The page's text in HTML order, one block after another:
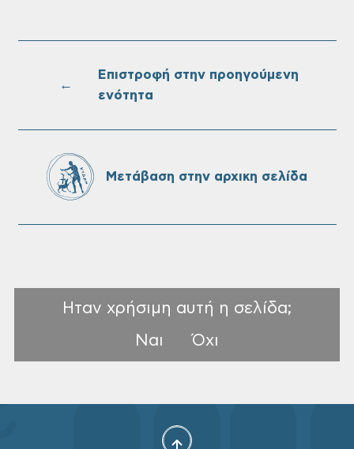
στις 10-08-2026
←
Επιστροφή στην προηγούμενη
ενότητα
Μετάβαση στην αρχικη σελίδα
Ηταν χρήσιμη αυτή η σελίδα;
Ναι
Όχι